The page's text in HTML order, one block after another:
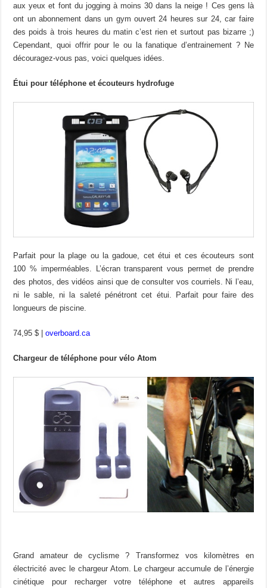
aux yeux et font du jogging à moins 30 dans la neige ! Ces gens là
ont un abonnement dans un gym ouvert 24 heures sur 24, car faire
des poids à trois heures du matin c’est rien et surtout pas bizarre ;)
Cependant, quoi offrir pour le ou la fanatique d’entrainement ? Ne
découragez-vous pas, voici quelques idées.
Étui pour téléphone et écouteurs hydrofuge
Parfait pour la plage ou la gadoue, cet étui et ces écouteurs sont
100 % imperméables. L’écran transparent vous permet de prendre
des photos, des vidéos ainsi que de consulter vos courriels. Ni l’eau,
ni le sable, ni la saleté pénétront cet étui. Parfait pour faire des
longueurs de piscine.
74,95 $ |overboard.ca
Chargeur de téléphone pour vélo Atom
Grand amateur de cyclisme ? Transformez vos kilomètres en
électricité avec le chargeur Atom. Le chargeur accumule de l’énergie
cinétique pour recharger votre téléphone et autres appareils